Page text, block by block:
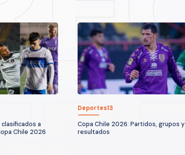
clasificados a
Chile 2026
Deportes13
Copa Chile 2026: Partidos, grupos y
resultados